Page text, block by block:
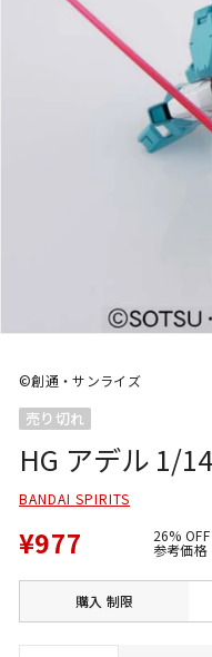
©創通・サンライズ
売り切れ
HG アデル 1/
BANDAI SPIRITS
¥977 26% OFF
参考価格
購入 制限